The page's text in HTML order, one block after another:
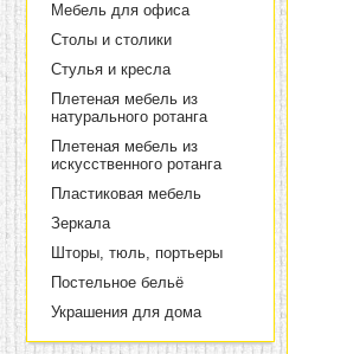
Мебель для офиса
Столы и столики
Стулья и кресла
Плетеная мебель из
натурального ротанга
Плетеная мебель из
искусственного ротанга
Пластиковая мебель
Зеркала
Шторы, тюль, портьеры
Постельное бельё
Украшения для дома